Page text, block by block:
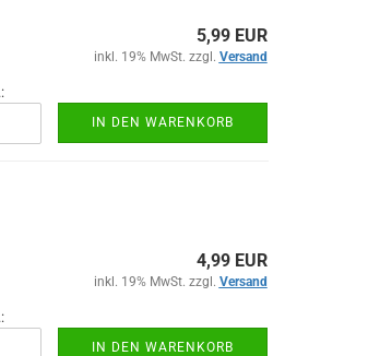
5,99 EUR
inkl. 19% MwSt. zzgl. Versand
IN DEN WARENKORB
4,99 EUR
inkl. 19% MwSt. zzgl. Versand
IN DEN WARENKORB